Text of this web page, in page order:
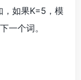
，如果K=5，模
一个词。